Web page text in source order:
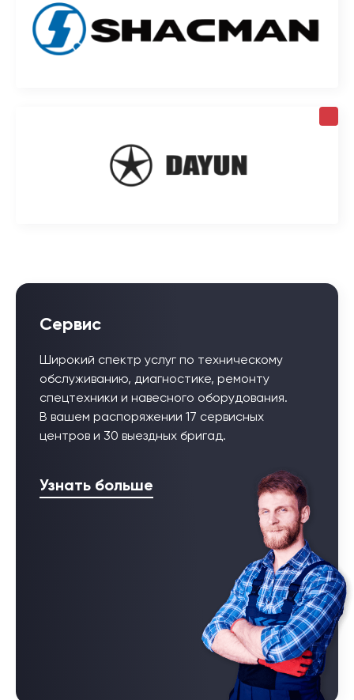
Сервис
Широкий спектр услуг по техническому
обслуживанию, диагностике, ремонту
спецтехники и навесного оборудования.
В вашем распоряжении 17 сервисных
центров и 30 выездных бригад.
Узнать больше